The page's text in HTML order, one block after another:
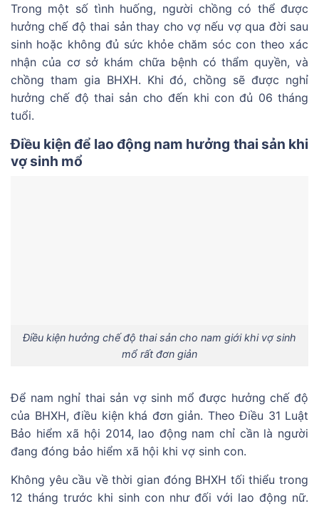
Trong một số tình huống, người chồng có thể được
hưởng chế độ thai sản thay cho vợ nếu vợ qua đời sau
sinh hoặc không đủ sức khỏe chăm sóc con theo xác
nhận của cơ sở khám chữa bệnh có thẩm quyền, và
chồng tham gia BHXH. Khi đó, chồng sẽ được nghỉ
hưởng chế độ thai sản cho đến khi con đủ 06 tháng
tuổi.
Điều kiện để lao động nam hưởng thai sản khi
vợ sinh mổ
Điều kiện hưởng chế độ thai sản cho nam giới khi vợ sinh
mổ rất đơn giản
Để nam nghỉ thai sản vợ sinh mổ được hưởng chế độ
của BHXH, điều kiện khá đơn giản. Theo Điều 31 Luật
Bảo hiểm xã hội 2014, lao động nam chỉ cần là người
đang đóng bảo hiểm xã hội khi vợ sinh con.
Không yêu cầu về thời gian đóng BHXH tối thiểu trong
12 tháng trước khi sinh con như đối với lao động nữ.